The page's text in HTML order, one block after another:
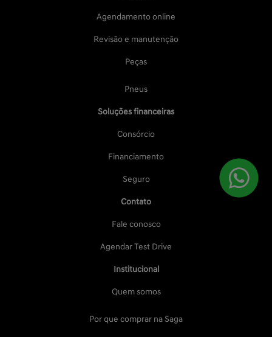
Agendamento online
Revisão e manutenção
Peças
Pneus
Soluções financeiras
Consórcio
Financiamento
Seguro
Contato
Fale conosco
Agendar Test Drive
Institucional
Quem somos
Por que comprar na Saga